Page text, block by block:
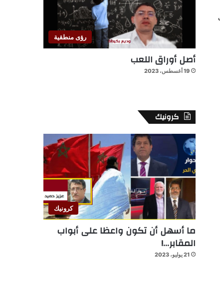
رؤى منطقية
أصل أوراق اللعب
19 أغسطس، 2023
كرونيك
كرونيك
ما أسهل أن تكون واعظا على أبواب
المقابر…!
21 يوليو، 2023